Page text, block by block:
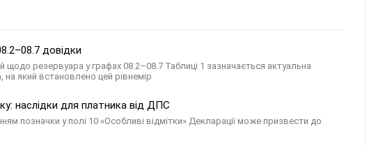
довідки
щодо резервуара у графах 08.2–08.7 Таблиці 1 зазначається актуальна
на який встановлено цей рівнемір
наслідки для платника від ДПС
позначки у полі 10 «Особливі відмітки» Декларації може призвести до